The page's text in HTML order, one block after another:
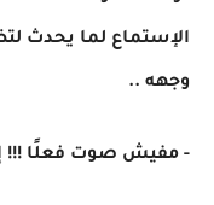
الإستماع لما يحدث
وجهه ..
- مفيش صوت فعلًا !!!